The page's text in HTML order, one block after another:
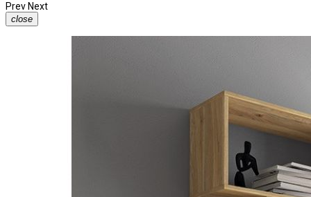
Prev Next
close